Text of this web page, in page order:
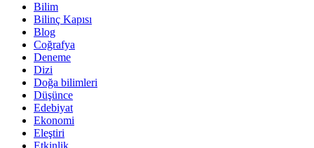
Bilim
Bilinç Kapısı
Blog
Coğrafya
Deneme
Dizi
Doğa bilimleri
Düşünce
Edebiyat
Ekonomi
Eleştiri